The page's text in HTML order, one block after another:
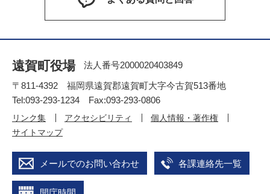
遠賀町役場
法人番号2000020403849
〒811-4392 福岡県遠賀郡遠賀町大字今古賀513番地
Tel:093-293-1234 Fax:093-293-0806
リンク集 アクセシビリティ
個人情報・著作権
サイトマップ
メールでのお問い合わせ 各課連絡先一覧